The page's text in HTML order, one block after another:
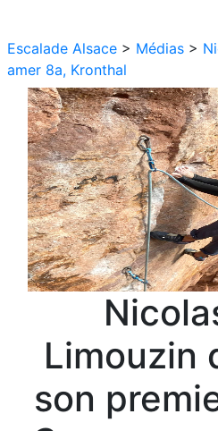
Escalade Alsace > Médias >
amer 8a, Kronthal
Limouzin
son